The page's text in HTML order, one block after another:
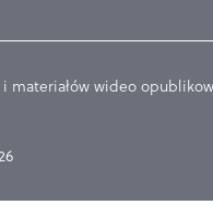
materiałów wideo